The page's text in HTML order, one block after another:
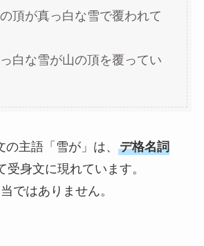
の頂が真っ白な雪で覆われて
っ白な雪が山の頂を覆ってい
主語「雪が」は、 デ格名詞
受身文に現れています。
ではありません。